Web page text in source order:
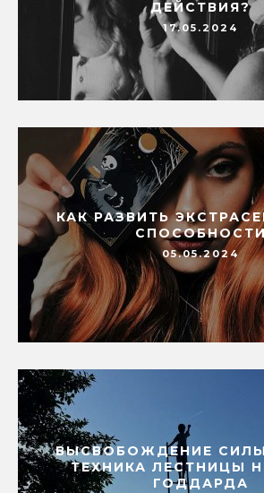
ДЕЙСТВИЯ?
17.05.2024
КАК РАЗВИТЬ
05.05.2024
ВЫСВОБОЖДЕНИЕ
ТЕХНИКА ЛЕСТНИЦЫ
ГОДДАРДА